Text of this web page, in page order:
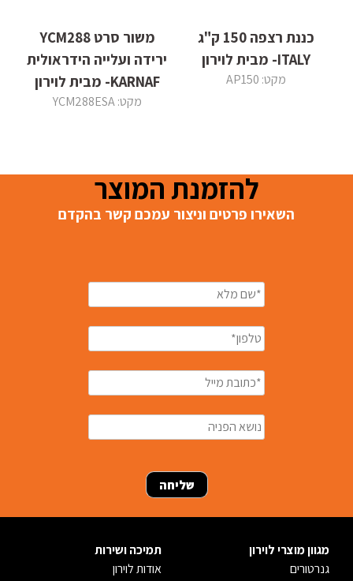
כננת רצפה 150 ק"ג
ITALY- מבית לוירון
מקט: AP150
משור סרט YCM288
ירידה ועלייה הידראולית
KARNAF- מבית לוירון
מקט: YCM288ESA
להזמנת המוצר
השאירו פרטים וניצור עמכם קשר בהקדם
מגוון מוצרי לוירון
גנרטורים
תמיכה ושירות
אודות לוירון